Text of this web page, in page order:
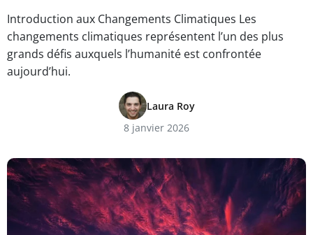
Introduction aux Changements Climatiques Les
changements climatiques représentent l’un des plus
grands défis auxquels l’humanité est confrontée
aujourd’hui.
Laura Roy
8 janvier 2026